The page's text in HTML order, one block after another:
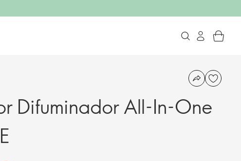
Difuminador All-In-One